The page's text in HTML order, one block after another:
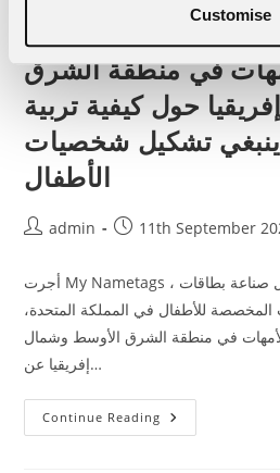
Customise
المدرسة
المناسب
لي؟
في منطقة الشرق
حول كيفية تربية
ينبغي تشكيل شخصيات
الأطفال
Postadmin
Post11th September
أجرت My Nametags ، الشركة الرائدة في مجال صناعة بطاقات
المخصصة للأطفال في المملكة المتحدة،
الأمهات في منطقة الشرق الأوسط وشمال
إفريقيا عن…
Continue Reading تنقسم
الأمهات